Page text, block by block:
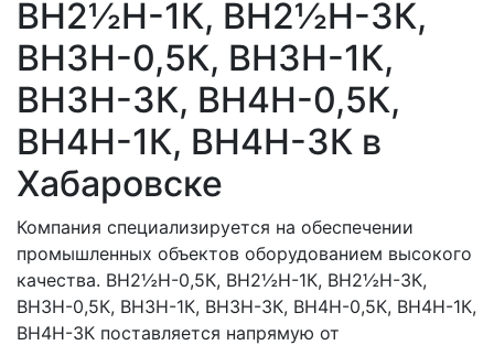
ВН2½Н-1К, ВН2½Н-3К,
ВН3Н-0,5К, ВН3Н-1К,
ВН3Н-3К, ВН4Н-0,5К,
ВН4Н-1К, ВН4Н-3К в
Хабаровске
Компания специализируется на обеспечении
промышленных объектов оборудованием высокого
качества. ВН2½Н-0,5К, ВН2½Н-1К, ВН2½Н-3К,
ВН3Н-0,5К, ВН3Н-1К, ВН3Н-3К, ВН4Н-0,5К, ВН4Н-1К,
ВН4Н-3К поставляется напрямую от